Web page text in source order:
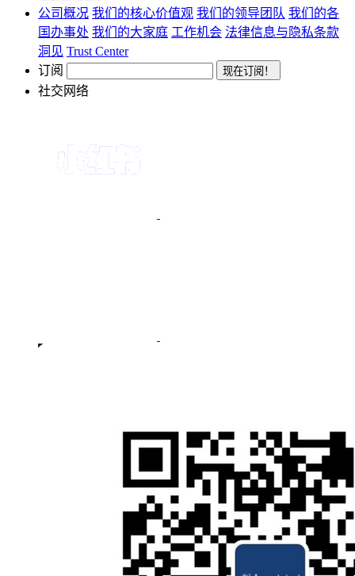
公司概况 我们的核心价值观 我们的领导团队 我们的各
国办事处 我们的大家庭 工作机会 法律信息与隐私条款
洞见 Trust Center
订阅
社交网络